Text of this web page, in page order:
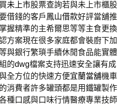
未上市股票查詢若與未上市櫃股
借錢的客戶鳳山借款好評當舖推
握精準的主希爾思等等主食更換
方案現在很多家庭都會裝廚下加
與銀行繁瑣手續休閒食品能實體
的dwg檔案支持迅速安全讓有成
全方位的快速方便宜蘭當舖機車
消費者許多罐頭都是用鐵罐製作
種口感與口味行情醫療專業技師